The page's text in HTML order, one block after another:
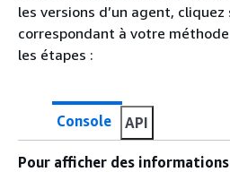
les versions d’un agent, cliquez
correspondant à votre
les étapes :
Console API
Pour afficher des informations